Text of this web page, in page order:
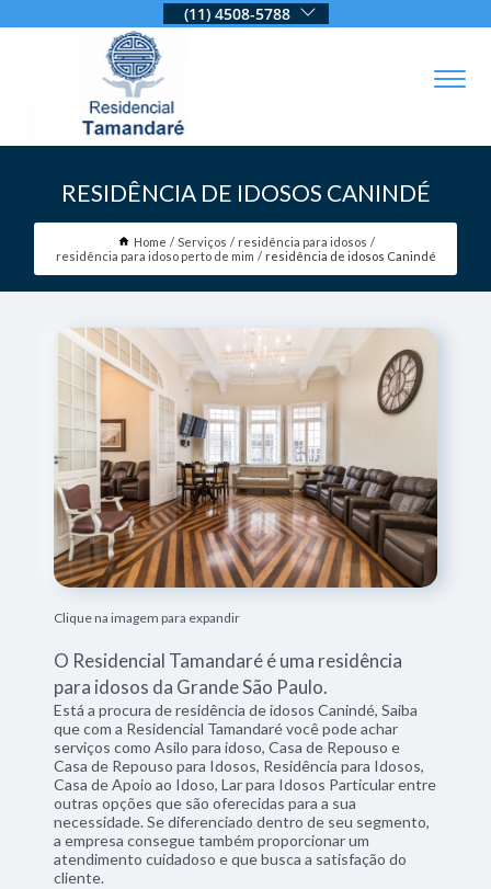
(11) 4508-5788
RESIDÊNCIA DE IDOSOS CANINDÉ
Home Serviços
residência para idosos
residência para idoso perto de mim
residência de idosos Canindé
Clique na imagem para expandir
O Residencial Tamandaré é uma residência
para idosos da Grande São Paulo.
Está a procura de residência de idosos Canindé, Saiba
que com a Residencial Tamandaré você pode achar
serviços como Asilo para idoso, Casa de Repouso e
Casa de Repouso para Idosos, Residência para Idosos,
Casa de Apoio ao Idoso, Lar para Idosos Particular entre
outras opções que são oferecidas para a sua
necessidade. Se diferenciado dentro de seu segmento,
a empresa consegue também proporcionar um
atendimento cuidadoso e que busca a satisfação do
cliente.